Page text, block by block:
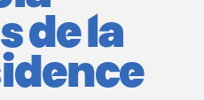
de la